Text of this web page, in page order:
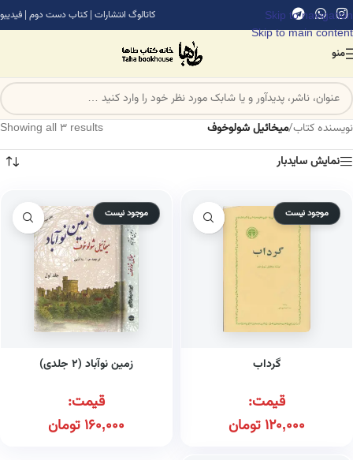
Skip to navigation
Skip to main content
کاتالوگ انتشارات | کتاب دست دوم | فیدیبو
منو
نویسنده کتاب/میخائیل شولوخوف
Showing all 3 results
نمایش سایدبار
موجود نیست
گرداب
قیمت:
120,000تومان
موجود نیست
زمین نوآباد (۲ جلدی)
قیمت:
160,000تومان